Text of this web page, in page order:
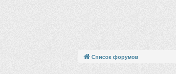
Список форумов